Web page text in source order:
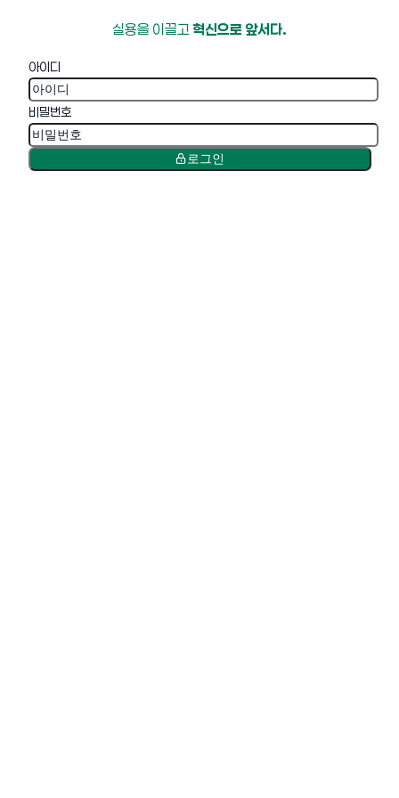
실용을 이끌고 혁신으로 앞서다.
아이디
비밀번호
로그인